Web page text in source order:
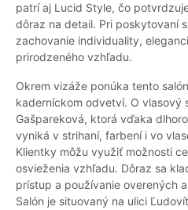
patrí aj Lucid Style, čo
dôraz na detail. Pri poskytovaní
zachovanie individuality,
prirodzeného vzhľadu.
Okrem vizáže ponúka tento
kaderníckom odvetví. O vlasový
Gašpareková, ktorá vďaka
vyniká v strihaní, farbení i vo
Klientky môžu využiť možnosti
osvieženia vzhľadu. Dôraz sa
prístup a používanie overených
Salón je situovaný na ulici